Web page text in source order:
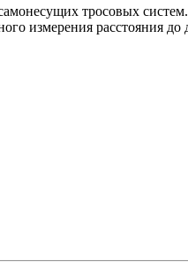
тросовых
измерения расстояния до